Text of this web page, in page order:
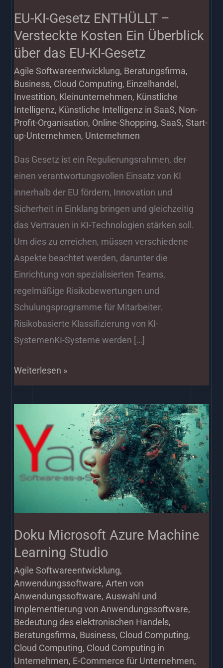
EU-KI-Gesetz ENTHÜLLT –
Versteckte Kosten Ein Überblick
über das EU-KI-Gesetz
Agile Softwareentwicklung, Beratungsfirma,
Business, Cloud Computing, Einzelhandel ,
Investition, Kleinunternehmen, Künstliche
Intelligenz, Künstliche Intelligenz in SaaS, Non-
Profit-Organisation, Online-Shopping,SaaS,Start-
up-Unternehmen, Unternehmen
Das Gesetz ist ein Regulierungsrahmen, der
einen verantwortungsvollen Einsatz von KI
innerhalb der EU fördern, Innovation und
Sicherheit in Einklang bringen und gleichzeitig
das Vertrauen in KI-Technologien stärken soll.
Um dies zu erreichen, müssen verschiedene
Aspekte beachtet werden, darunter die
Einrichtung von spezialisierten Teams,
regelmäßige Risikobewertungen und
Schulungsprogramme für Mitarbeiter.
Risikobasierte Klassifizierung von KI-
SystemenKI-Systeme werden […]
Überblick
über
das
EU-
KI-
Gesetz
Weiterlesen »
Doku Microsoft Azure Machine
Learning Studio
Agile Softwareentwicklung,
Anwendungssoftware,Arten von
Anwendungssoftware,Auswahl und
Implementierung von Anwendungssoftware,
Bedeutung des elektronischen Handels,
Beratungsfirma, Business, Cloud Computing,
Cloud Computing, Cloud Computing in
Unternehmen, E-Commerce für Unternehmen,
Microsoft
Azure
Machine
Learning